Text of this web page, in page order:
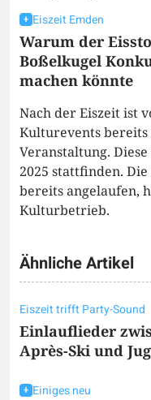
Eiszeit Emden
Warum der
Boßelkugel
machen könnte
Nach der Eiszeit ist
Kulturevents
Veranstaltung.
2025 stattfinden.
bereits angelaufen,
Kulturbetrieb.
Ähnliche Artikel
Eiszeit trifft Party-Sound
Einlauflieder
Après-Ski und
Einiges neu